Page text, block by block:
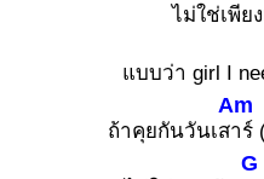
ไม่ใช่เพีย
แบบว่า girl I
ถ้าคุยกันวันเส
Am
าร์
G